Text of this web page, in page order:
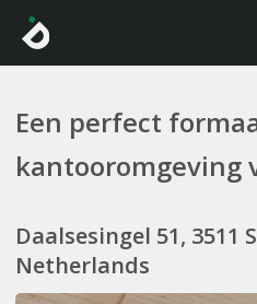
Een perfect
kantooromgeving
Daalsesingel 51, 3511
Netherlands